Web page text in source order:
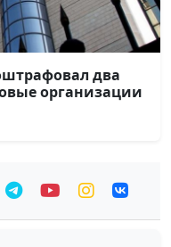
два
организации